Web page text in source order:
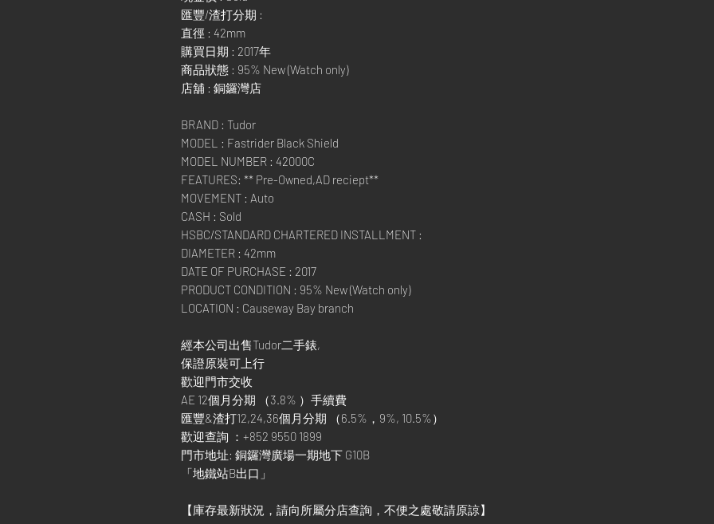
匯豐/渣打分期 :
直徑 : 42mm
購買日期 : 2017年
商品狀態 : 95% New (Watch only)
店舖 : 銅鑼灣店
BRAND : Tudor
MODEL : Fastrider Black Shield
MODEL NUMBER : 42000C
FEATURES: ** Pre-Owned,AD reciept**
MOVEMENT : Auto
CASH : Sold
HSBC/STANDARD CHARTERED INSTALLMENT :
DIAMETER : 42mm
DATE OF PURCHASE : 2017
PRODUCT CONDITION : 95% New (Watch only)
LOCATION : Causeway Bay branch
經本公司出售Tudor二手錶,
保證原裝可上行
歡迎門市交收
AE 12個月分期 （3.8% ）手續費
匯豐&渣打12,24,36個月分期 （6.5%，9%, 10.5%）
歡迎查詢 ：+852 9550 1899
門市地址: 銅鑼灣廣場一期地下 G10B
「地鐵站B出口」
【庫存最新狀況，請向所屬分店查詢，不便之處敬請原諒】